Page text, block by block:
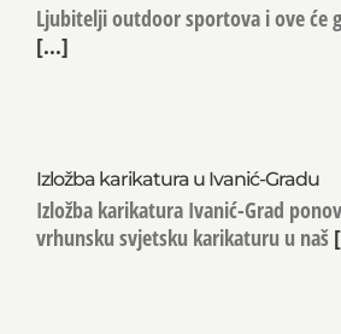
Ljubitelji outdoor sportova i ove će
[...]
Izložba karikatura u Ivanić-Gradu
Izložba karikatura Ivanić-Grad
vrhunsku svjetsku karikaturu u naš